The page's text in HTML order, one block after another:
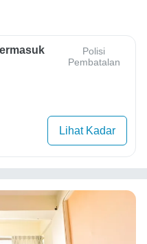
Polisi
Pembatalan
Lihat Kadar